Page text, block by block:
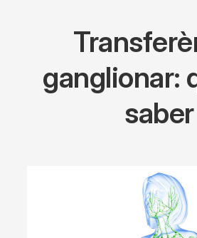
ganglionar:
saber